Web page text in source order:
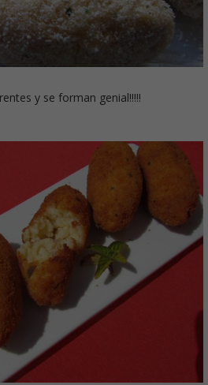
y se forman genial!!!!!